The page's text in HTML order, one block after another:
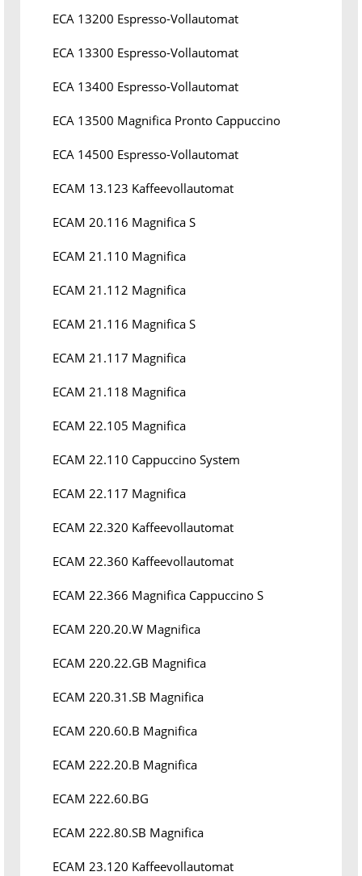
ECA 13200 Espresso-Vollautomat
ECA 13300 Espresso-Vollautomat
ECA 13400 Espresso-Vollautomat
ECA 13500 Magnifica Pronto Cappuccino
ECA 14500 Espresso-Vollautomat
ECAM 13.123 Kaffeevollautomat
ECAM 20.116 Magnifica S
ECAM 21.110 Magnifica
ECAM 21.112 Magnifica
ECAM 21.116 Magnifica S
ECAM 21.117 Magnifica
ECAM 21.118 Magnifica
ECAM 22.105 Magnifica
ECAM 22.110 Cappuccino System
ECAM 22.117 Magnifica
ECAM 22.320 Kaffeevollautomat
ECAM 22.360 Kaffeevollautomat
ECAM 22.366 Magnifica Cappuccino S
ECAM 220.20.W Magnifica
ECAM 220.22.GB Magnifica
ECAM 220.31.SB Magnifica
ECAM 220.60.B Magnifica
ECAM 222.20.B Magnifica
ECAM 222.60.BG
ECAM 222.80.SB Magnifica
ECAM 23.120 Kaffeevollautomat